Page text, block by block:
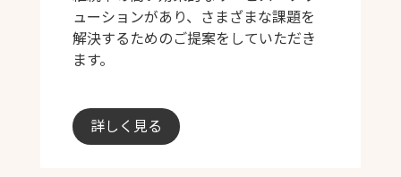
ューションがあり、さまざまな課題を
解決するためのご提案をしていただき
ます。
詳しく見る